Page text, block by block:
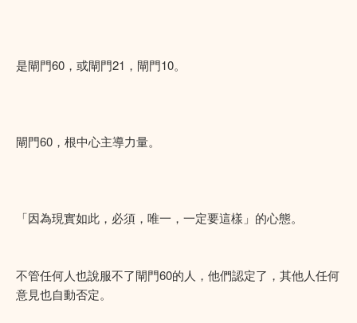
是閘門60，或閘門21，閘門10。
閘門60，根中心主導力量。
「因為現實如此，必須，唯一，一定要這樣」的心態。
不管任何人也說服不了閘門60的人，他們認定了，其他人任何
意見也自動否定。